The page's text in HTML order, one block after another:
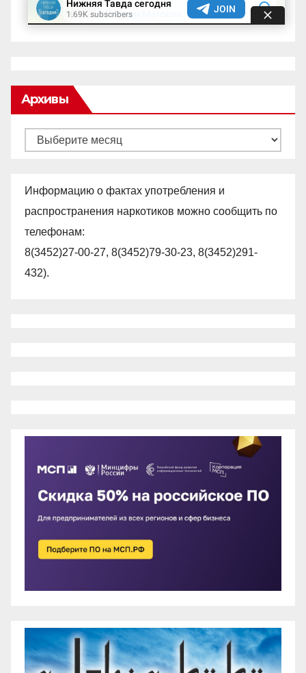
Архивы
Архивы
Информацию о фактах употребления и
распространения наркотиков можно сообщить по
телефонам:
8(3452)27-00-27, 8(3452)79-30-23, 8(3452)291-
432).